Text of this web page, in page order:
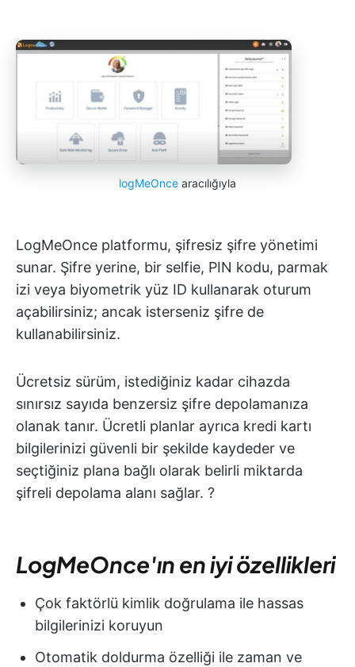
logMeOnce aracılığıyla
LogMeOnce platformu, şifresiz şifre yönetimi
sunar. Şifre yerine, bir selfie, PIN kodu, parmak
izi veya biyometrik yüz ID kullanarak oturum
açabilirsiniz; ancak isterseniz şifre de
kullanabilirsiniz.
Ücretsiz sürüm, istediğiniz kadar cihazda
sınırsız sayıda benzersiz şifre depolamanıza
olanak tanır. Ücretli planlar ayrıca kredi kartı
bilgilerinizi güvenli bir şekilde kaydeder ve
seçtiğiniz plana bağlı olarak belirli miktarda
şifreli depolama alanı sağlar. ?
LogMeOnce'ın en iyi özellikleri
Çok faktörlü kimlik doğrulama ile hassas
bilgilerinizi koruyun
Otomatik doldurma özelliği ile zaman ve